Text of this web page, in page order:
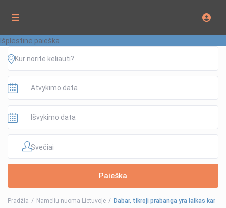
Išplėstinė paieška
Svečiai
Pradžia Namelių nuoma Lietuvoje
Dabar, tikroji prabanga yra laikas kar